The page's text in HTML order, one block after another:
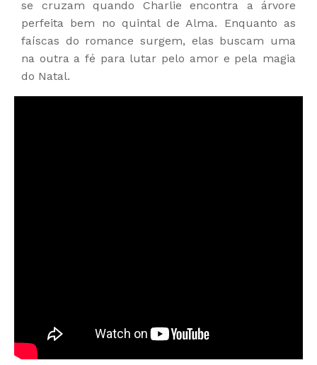
se cruzam quando Charlie encontra a árvore
perfeita bem no quintal de Alma. Enquanto as
faíscas do romance surgem, elas buscam uma
na outra a fé para lutar pelo amor e pela magia
do Natal.